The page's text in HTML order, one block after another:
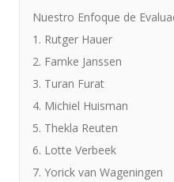
Nuestro Enfoque de
1. Rutger Hauer
2. Famke Janssen
3. Turan Furat
4. Michiel Huisman
5. Thekla Reuten
6. Lotte Verbeek
7. Yorick van Wageningen